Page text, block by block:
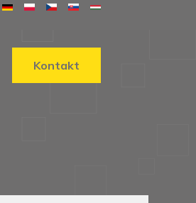
Kontakt